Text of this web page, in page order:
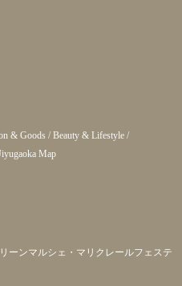
& Goods / Beauty & Lifestyle/
Map
ーンマルシェ・マリクレールフェステ